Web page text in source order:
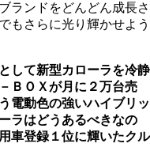
ランドをどんどん成長さ
もさらに光り輝かせよう
して新型カローラを冷静
ＢＯＸが月に２万台売
電動色の強いハイブリッ
ラはどうあるべきなの
車登録１位に輝いたクル